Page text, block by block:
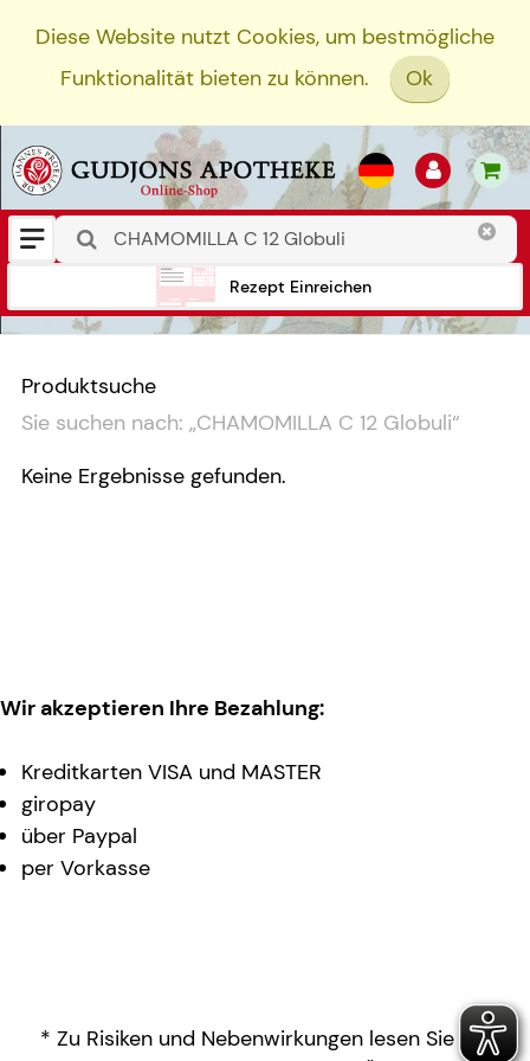
Diese Website nutzt Cookies, um bestmögliche
Funktionalität bieten zu können.
Ok
Rezept Einreichen
Produktsuche
Sie suchen nach: „CHAMOMILLA C 12 Globuli“
Keine Ergebnisse gefunden.
Wir akzeptieren Ihre Bezahlung:
Kreditkarten VISA und MASTER
giropay
über Paypal
per Vorkasse
* Zu Risiken und Nebenwirkungen lesen Sie die